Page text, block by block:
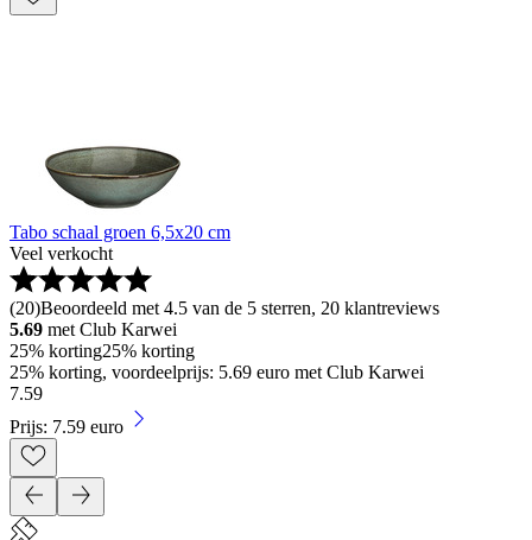
Tabo schaal groen 6,5x20 cm
Veel verkocht
(20)Beoordeeld met 4.5 van de 5 sterren, 20 klantreviews
5.69 met Club Karwei
25% korting25% korting
25% korting, voordeelprijs: 5.69 euro met Club Karwei
7.59
Prijs: 7.59 euro